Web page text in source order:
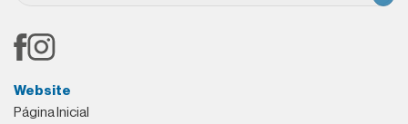
Website
Página Inicial